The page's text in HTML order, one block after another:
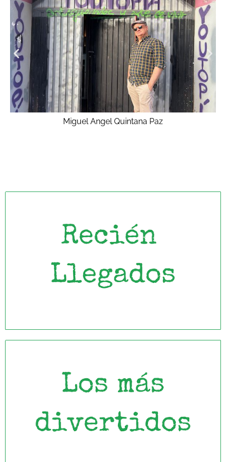
Miguel Angel Quintana Paz